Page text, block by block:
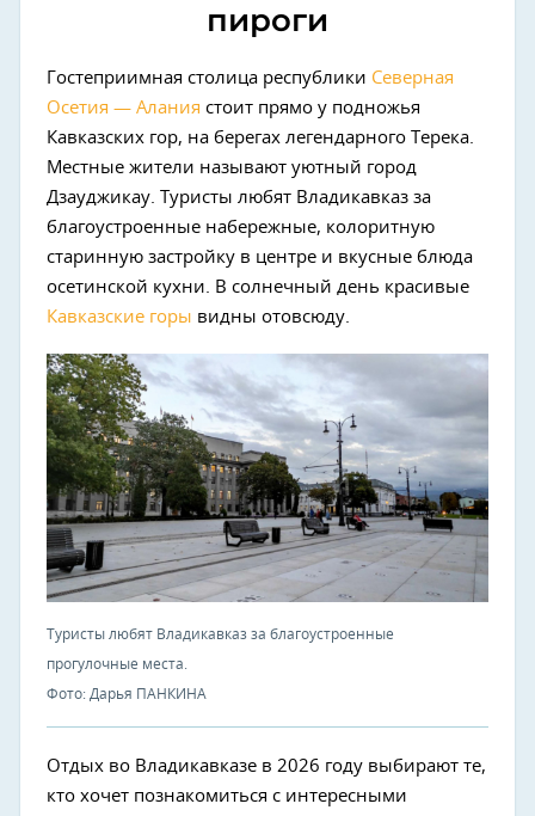
пироги
Гостеприимная столица республики Северная
Осетия — Алания стоит прямо у подножья
Кавказских гор, на берегах легендарного Терека.
Местные жители называют уютный город
Дзауджикау. Туристы любят Владикавказ за
благоустроенные набережные, колоритную
старинную застройку в центре и вкусные блюда
осетинской кухни. В солнечный день красивые
Кавказские горы видны отовсюду.
Туристы любят Владикавказ за благоустроенные
прогулочные места.
Фото: Дарья ПАНКИНА
Отдых во Владикавказе в 2026 году выбирают те,
кто хочет познакомиться с интересными